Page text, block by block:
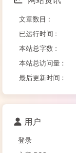
文章数目 :
已运行时间 :
本站总字数 :
本站总访问量 :
最后更新时间 :
用户
登录